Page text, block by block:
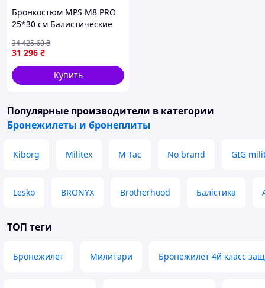
Бронкостюм MPS М8 PRO
25*30 см Балистические
Плечий, Ног внешний,
Поясу, Поперек,1 классс
ДСТУ Черный
31 296 ₴
34 425.60₴
Купить
Популярные производители в категории
Бронежилеты и бронеплиты
Kiborg Militex M-Tac No brand GIG
Lesko BRONYX Brotherhood Балістика
ТОП теги
Бронежилет Милитари Бронежилет 4й класс